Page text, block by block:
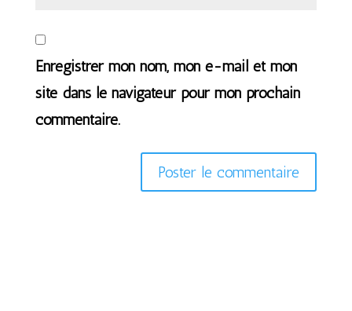
Enregistrer mon nom, mon e-mail et mon
site dans le navigateur pour mon prochain
commentaire.